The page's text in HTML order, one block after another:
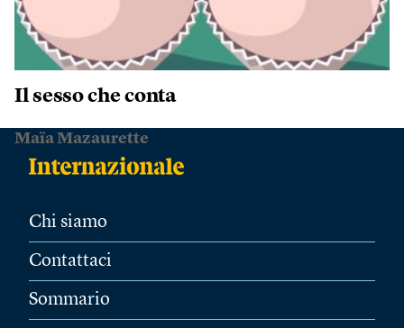
Il sesso che conta
Maïa Mazaurette
Chi siamo
Contattaci
Sommario